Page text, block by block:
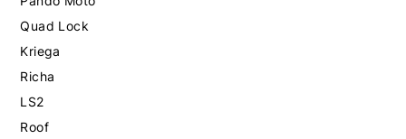
Quad Lock
Kriega
Richa
LS2
Roof